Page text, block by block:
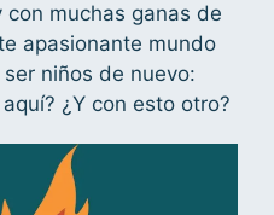
muchas ganas de
apasionante mundo
niños de nuevo:
¿Y con esto otro?